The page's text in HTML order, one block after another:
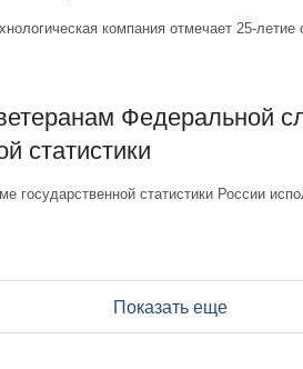
компания отмечает 25-летие
Федеральной
статистики
государственной статистики России
Показать еще